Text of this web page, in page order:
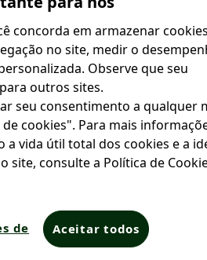
concorda em armazenar
no site, medir o
Observe que seu
outros sites.
seu consentimento a qualquer
cookies". Para mais
a vida útil total dos cookies e a
site, consulte a Política de
de
Aceitar todos